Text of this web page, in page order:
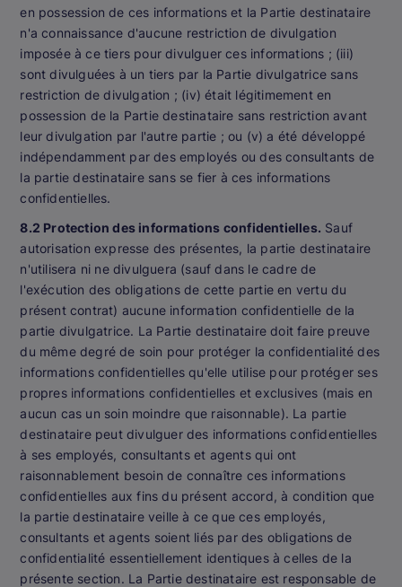
en possession de ces informations et la Partie destinataire
n'a connaissance d'aucune restriction de divulgation
imposée à ce tiers pour divulguer ces informations ; (iii)
sont divulguées à un tiers par la Partie divulgatrice sans
restriction de divulgation ; (iv) était légitimement en
possession de la Partie destinataire sans restriction avant
leur divulgation par l'autre partie ; ou (v) a été développé
indépendamment par des employés ou des consultants de
la partie destinataire sans se fier à ces informations
confidentielles.
8.2 Protection des informations confidentielles. Sauf
autorisation expresse des présentes, la partie destinataire
n'utilisera ni ne divulguera (sauf dans le cadre de
l'exécution des obligations de cette partie en vertu du
présent contrat) aucune information confidentielle de la
partie divulgatrice. La Partie destinataire doit faire preuve
du même degré de soin pour protéger la confidentialité des
informations confidentielles qu'elle utilise pour protéger ses
propres informations confidentielles et exclusives (mais en
aucun cas un soin moindre que raisonnable). La partie
destinataire peut divulguer des informations confidentielles
à ses employés, consultants et agents qui ont
raisonnablement besoin de connaître ces informations
confidentielles aux fins du présent accord, à condition que
la partie destinataire veille à ce que ces employés,
consultants et agents soient liés par des obligations de
confidentialité essentiellement identiques à celles de la
présente section. La Partie destinataire est responsable de